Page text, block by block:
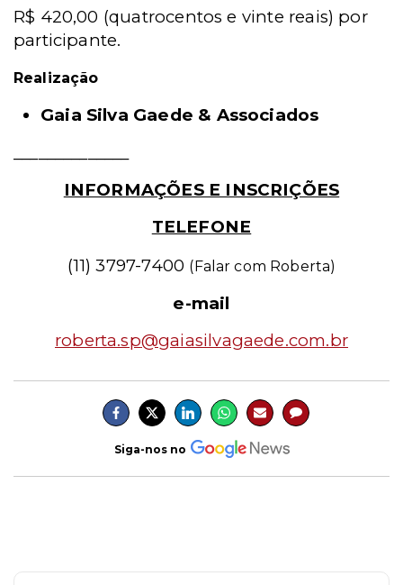
R$ 420,00 (quatrocentos e vinte reais) por
participante.
Realização
Gaia Silva Gaede & Associados
INFORMAÇÕES E INSCRIÇÕES
TELEFONE
(11) 3797-7400 (Falar com Roberta)
e-mail
roberta.sp@gaiasilvagaede.com.br
Siga-nos no